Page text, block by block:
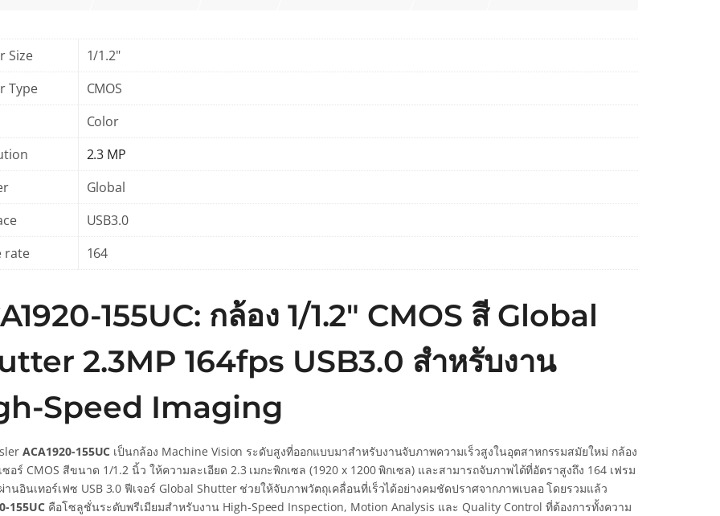
Size
1/1.2"
Type
CMOS
Color
2.3 MP
Global
USB3.0
rate
164
155UC: กล้อง 1/1.2″ CMOS สี Global
2.3MP 164fps USB3.0 สำหรับงาน
Speed Imaging
ACA1920-155UC เป็นกล้อง Machine Vision ระดับสูงที่ออกแบบมาสำหรับงานจับภาพความเร็วสูงในอุตสาหกรรมสมัยใหม่ กล้อง
อร์ CMOS สีขนาด 1/1.2 นิ้ว ให้ความละเอียด 2.3 เมกะพิกเซล (1920 x 1200 พิกเซล) และสามารถจับภาพได้ที่อัตราสูงถึง 164 เฟรม
านอินเทอร์เฟซ USB 3.0 ฟีเจอร์ Global Shutter ช่วยให้จับภาพวัตถุเคลื่อนที่เร็วได้อย่างคมชัดปราศจากภาพเบลอ โดยรวมแล้ว
155UCคือโซลูชั่นระดับพรีเมียมสำหรับงาน High-Speed Inspection, Motion Analysis และ Quality Control ที่ต้องการทั้งความ